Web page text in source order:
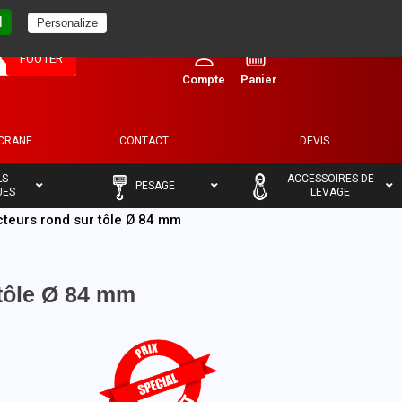
FOOTER
CONTACT
– DEVIS
–
PESAGE
ACCESSOIRES DE
LEVAGE
rond sur tôle Ø 84 mm
Ø 84 mm
Personalize